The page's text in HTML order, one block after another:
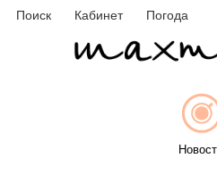
Поиск Кабинет Погода